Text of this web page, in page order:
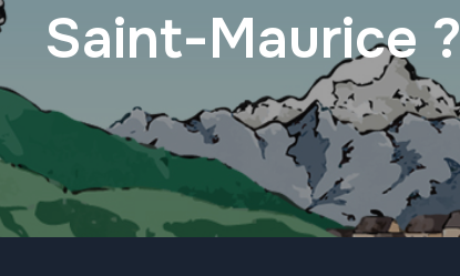
Saint-Maurice ?